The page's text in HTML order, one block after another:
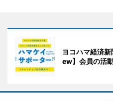
ヨコハマ経済
ew】会員の活